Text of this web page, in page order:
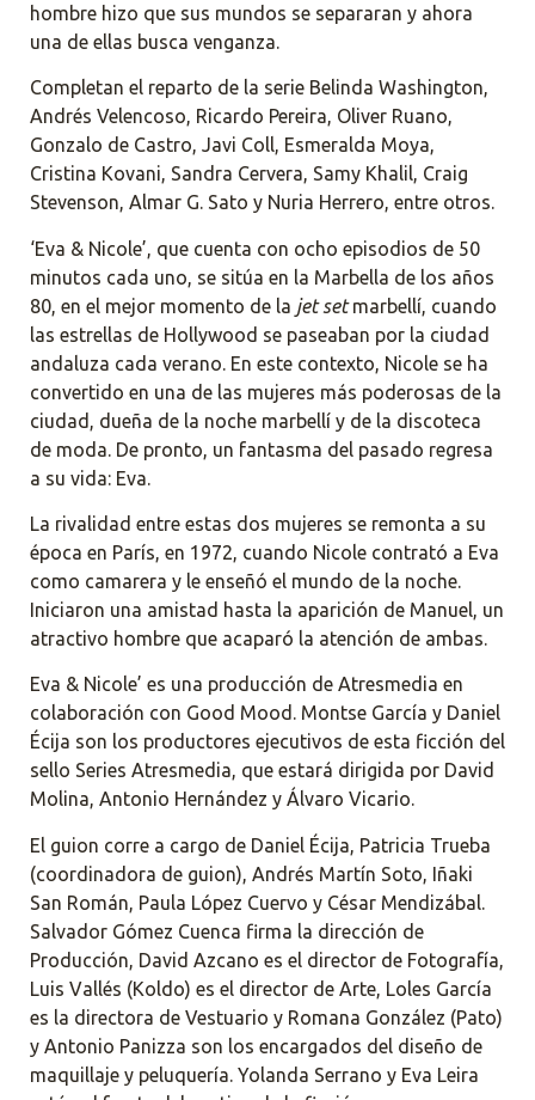
hombre hizo que sus mundos se separaran y ahora
una de ellas busca venganza.
Completan el reparto de la serie Belinda Washington,
Andrés Velencoso, Ricardo Pereira, Oliver Ruano,
Gonzalo de Castro, Javi Coll, Esmeralda Moya,
Cristina Kovani, Sandra Cervera, Samy Khalil, Craig
Stevenson, Almar G. Sato y Nuria Herrero, entre otros.
‘Eva & Nicole’, que cuenta con ocho episodios de 50
minutos cada uno, se sitúa en la Marbella de los años
80, en el mejor momento de la jet setmarbellí, cuando
las estrellas de Hollywood se paseaban por la ciudad
andaluza cada verano. En este contexto, Nicole se ha
convertido en una de las mujeres más poderosas de la
ciudad, dueña de la noche marbellí y de la discoteca
de moda. De pronto, un fantasma del pasado regresa
a su vida: Eva.
La rivalidad entre estas dos mujeres se remonta a su
época en París, en 1972, cuando Nicole contrató a Eva
como camarera y le enseñó el mundo de la noche.
Iniciaron una amistad hasta la aparición de Manuel, un
atractivo hombre que acaparó la atención de ambas.
Eva & Nicole’ es una producción de Atresmedia en
colaboración con Good Mood. Montse García y Daniel
Écija son los productores ejecutivos de esta ficción del
sello Series Atresmedia, que estará dirigida por David
Molina, Antonio Hernández y Álvaro Vicario.
El guion corre a cargo de Daniel Écija, Patricia Trueba
(coordinadora de guion), Andrés Martín Soto, Iñaki
San Román, Paula López Cuervo y César Mendizábal.
Salvador Gómez Cuenca firma la dirección de
Producción, David Azcano es el director de Fotografía,
Luis Vallés (Koldo) es el director de Arte, Loles García
es la directora de Vestuario y Romana González (Pato)
y Antonio Panizza son los encargados del diseño de
maquillaje y peluquería. Yolanda Serrano y Eva Leira